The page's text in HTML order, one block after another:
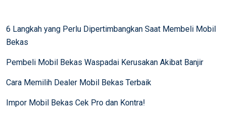
6 Langkah yang Perlu Dipertimbangkan Saat Membeli Mobil
Bekas
Pembeli Mobil Bekas Waspadai Kerusakan Akibat Banjir
Cara Memilih Dealer Mobil Bekas Terbaik
Impor Mobil Bekas Cek Pro dan Kontra!